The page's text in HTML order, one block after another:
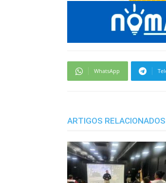
WhatsApp
ARTIGOS RELACIONADOS